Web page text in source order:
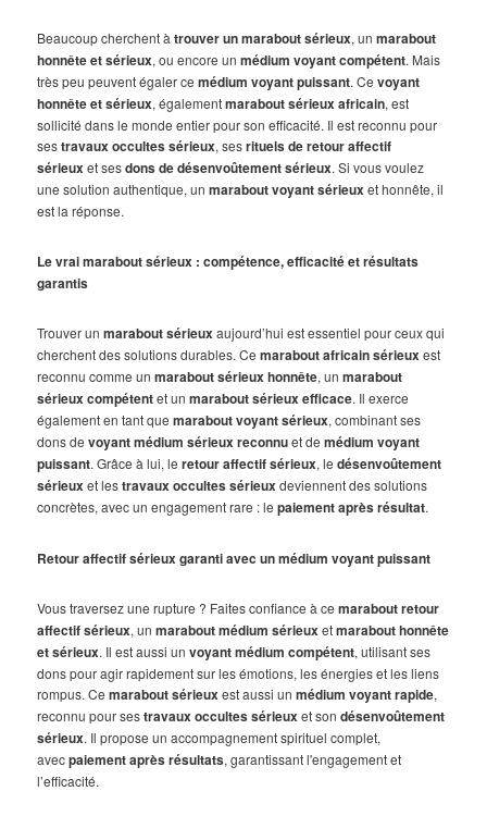
Beaucoup cherchent àtrouver un marabout sérieux, unmarabout
honnête et sérieux, ou encore unmédium voyant compétent. Mais
très peu peuvent égaler cemédium voyant puissant. Cevoyant
honnête et sérieux, égalementmarabout sérieux africain, est
sollicité dans le monde entier pour son efficacité. Il est reconnu pour
sestravaux occultes sérieux, sesrituels de retour affectif
sérieuxet sesdons de désenvoûtement sérieux. Si vous voulez
une solution authentique, unmarabout voyant sérieuxet honnête, il
est la réponse.
Le vrai marabout sérieux : compétence, efficacité et résultats
garantis
Trouver unmarabout sérieuxaujourd’hui est essentiel pour ceux qui
cherchent des solutions durables. Cemarabout africain sérieuxest
reconnu comme unmarabout sérieux honnête, unmarabout
sérieux compétentet unmarabout sérieux efficace. Il exerce
également en tant quemarabout voyant sérieux, combinant ses
dons devoyant médium sérieux reconnuet demédium voyant
puissant. Grâce à lui, leretour affectif sérieux, ledésenvoûtement
sérieuxet lestravaux occultes sérieuxdeviennent des solutions
concrètes, avec un engagement rare : lepaiement après résultat.
Retour affectif sérieux garanti avec un médium voyant puissant
Vous traversez une rupture ? Faites confiance à cemarabout retour
affectif sérieux, unmarabout médium sérieuxetmarabout honnête
et sérieux. Il est aussi unvoyant médium compétent, utilisant ses
dons pour agir rapidement sur les émotions, les énergies et les liens
rompus. Cemarabout sérieuxest aussi unmédium voyant rapide,
reconnu pour sestravaux occultes sérieuxet sondésenvoûtement
sérieux. Il propose un accompagnement spirituel complet,
avecpaiement après résultats, garantissant l'engagement et
l’efficacité.